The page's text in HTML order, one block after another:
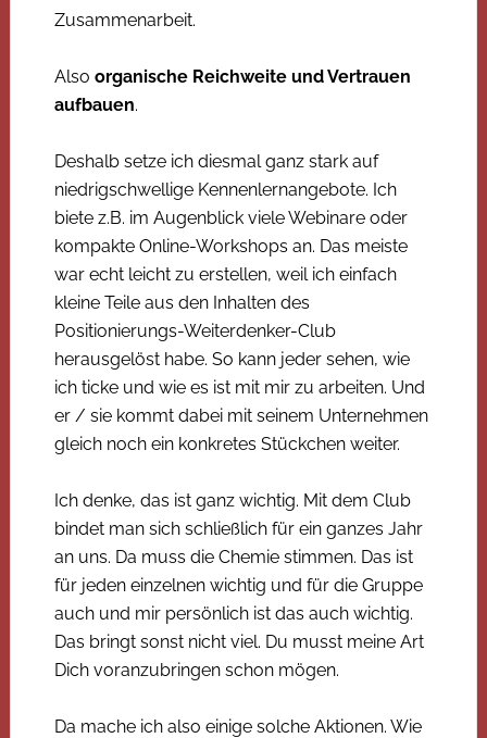
Zusammenarbeit.
Also organische Reichweite und Vertrauen
aufbauen.
Deshalb setze ich diesmal ganz stark auf
niedrigschwellige Kennenlernangebote. Ich
biete z.B. im Augenblick viele Webinare oder
kompakte Online-Workshops an. Das meiste
war echt leicht zu erstellen, weil ich einfach
kleine Teile aus den Inhalten des
Positionierungs-Weiterdenker-Club
herausgelöst habe. So kann jeder sehen, wie
ich ticke und wie es ist mit mir zu arbeiten. Und
er / sie kommt dabei mit seinem Unternehmen
gleich noch ein konkretes Stückchen weiter.
Ich denke, das ist ganz wichtig. Mit dem Club
bindet man sich schließlich für ein ganzes Jahr
an uns. Da muss die Chemie stimmen. Das ist
für jeden einzelnen wichtig und für die Gruppe
auch und mir persönlich ist das auch wichtig.
Das bringt sonst nicht viel. Du musst meine Art
Dich voranzubringen schon mögen.
Da mache ich also einige solche Aktionen. Wie